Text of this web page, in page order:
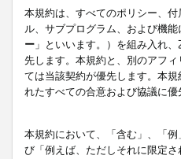
本規約は、すべてのポリシー、
ル、サブプログラム、および機
ー 」といいます。）を組み入れ
先します。本規約と、別のアフ
ては当該契約が優先します。本
れたすべての合意および協議に優
本規約において、「含む」、「
び「例えば、ただしそれに限定さ